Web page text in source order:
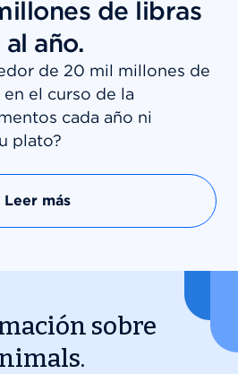
de libras
año.
de 20 mil millones de
el curso de la
cada año ni
plato?
Leer más
sobre